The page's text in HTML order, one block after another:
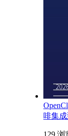
啡集
129 浏